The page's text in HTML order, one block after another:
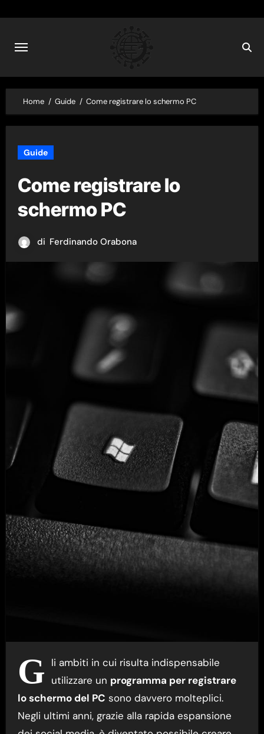
content
Home Guide Come registrare lo schermo PC
Guide
Come registrare lo
schermo PC
di Ferdinando Orabona
G li ambiti in cui risulta indispensabile
utilizzare un programma per registrare
lo schermo del PC sono davvero molteplici.
Negli ultimi anni, grazie alla rapida espansione